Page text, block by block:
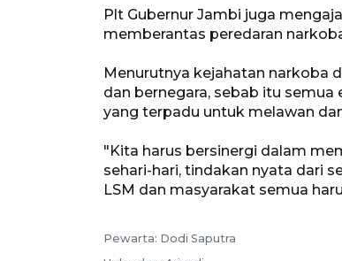
Plt Gubernur Jambi juga
memberantas peredaran
Menurutnya kejahatan narkoba
dan bernegara, sebab itu
yang terpadu untuk melawan
"Kita harus bersinergi dalam
sehari-hari, tindakan nyata dari
LSM dan masyarakat semua
Pewarta: Dodi Saputra